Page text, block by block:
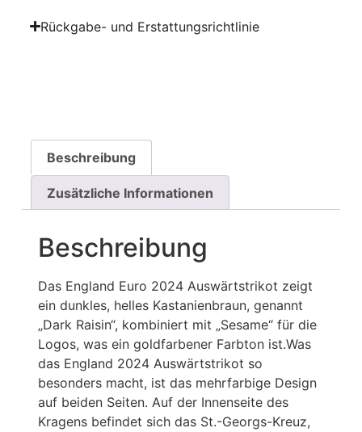
Rückgabe- und Erstattungsrichtlinie
Beschreibung
Zusätzliche Informationen
Beschreibung
Das England Euro 2024 Auswärtstrikot zeigt
ein dunkles, helles Kastanienbraun, genannt
„Dark Raisin“, kombiniert mit „Sesame“ für die
Logos, was ein goldfarbener Farbton ist.Was
das England 2024 Auswärtstrikot so
besonders macht, ist das mehrfarbige Design
auf beiden Seiten. Auf der Innenseite des
Kragens befindet sich das St.-Georgs-Kreuz,